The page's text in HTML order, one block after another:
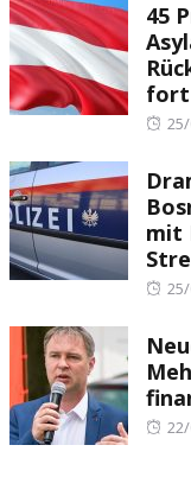
45
fort
mit